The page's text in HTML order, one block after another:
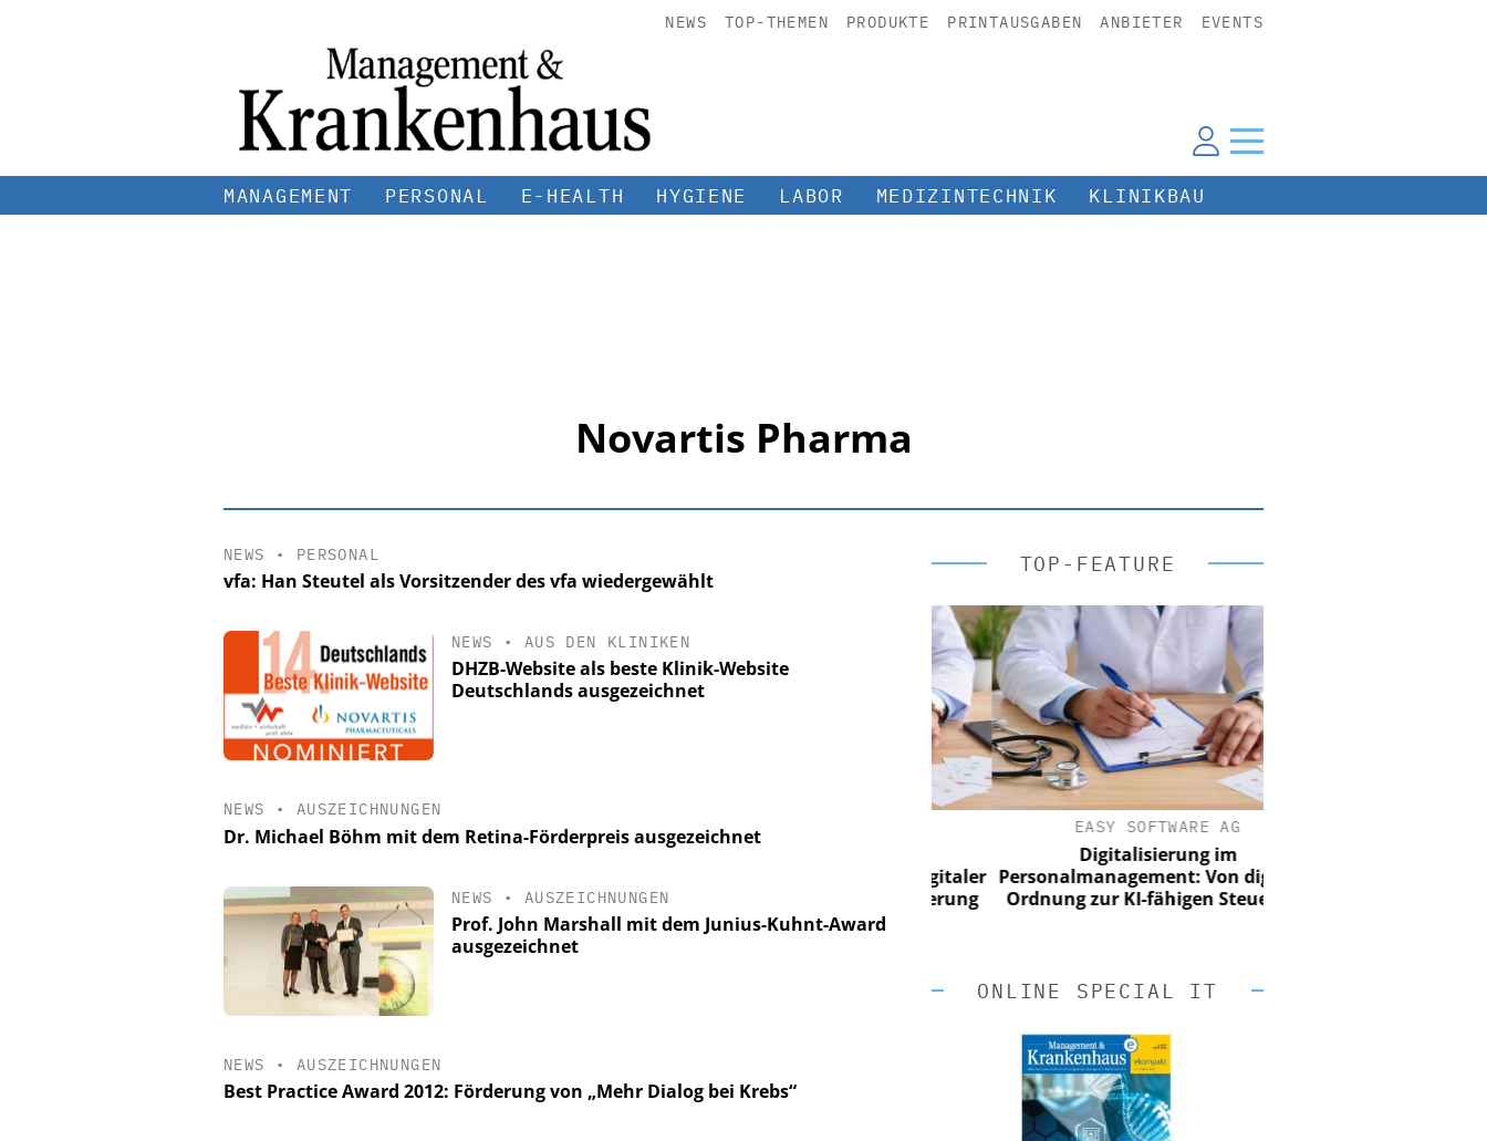
NEWS TOP-THEMEN PRODUKTE PRINTAUSGABEN ANBIETER EVENTS
MANAGEMENT PERSONAL E-HEALTH HYGIENE LABOR MEDIZINTECHNIK KLINIKBAU
Novartis Pharma
NEWS • PERSONAL
vfa: Han Steutel als Vorsitzender des vfa wiedergewählt
NEWS • AUS DEN KLINIKEN
DHZB-Website als beste Klinik-Website
Deutschlands ausgezeichnet
NEWS • AUSZEICHNUNGEN
Dr. Michael Böhm mit dem Retina-Förderpreis ausgezeichnet
NEWS • AUSZEICHNUNGEN
Prof. John Marshall mit dem Junius-Kuhnt-Award
ausgezeichnet
NEWS • AUSZEICHNUNGEN
Best Practice Award 2012: Förderung von „Mehr Dialog bei Krebs“
TOP-FEATURE
EASY SOFTWARE AG
Ordnung zur KI-fähigen Steuerung
EASY SOFTWARE AG
Personalmanagement: Von digitaler
Ordnung zur KI-fähigen Steuerung
EASY SOFTWARE AG
Digitalisierung im
Personalmanagement: Von digitaler
Ordnung zur KI-fähigen Steuerung
ONLINE SPECIAL IT